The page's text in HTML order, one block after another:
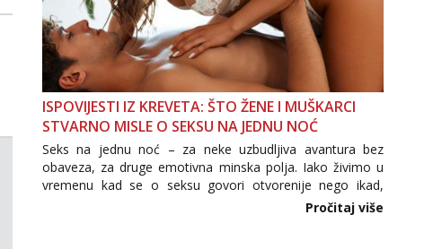
ISPOVIJESTI IZ KREVETA: ŠTO ŽENE I MUŠKARCI
STVARNO MISLE O SEKSU NA JEDNU NOĆ
Seks na jednu noć – za neke uzbudljiva avantura bez
obaveza, za druge emotivna minska polja. Iako živimo u
vremenu kad se o seksu govori otvorenije nego ikad,
tema „jedne noći strasti“ i dalje izaziva burne rasprave. Što
Pročitaj više